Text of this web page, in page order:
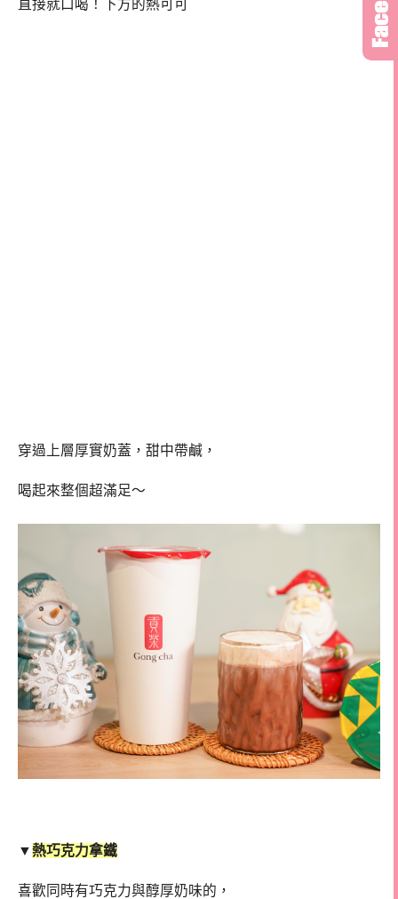
直接就口喝！下方的熱可可
穿過上層厚實奶蓋，甜中帶鹹，
喝起來整個超滿足～
▼熱巧克力拿鐵
喜歡同時有巧克力與醇厚奶味的，